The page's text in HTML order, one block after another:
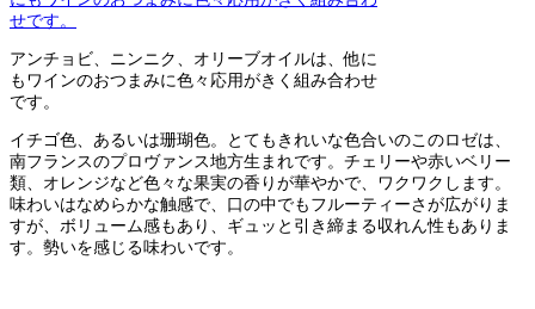
アンチョビ、ニンニク、オリーブオイルは、他に
もワインのおつまみに色々応用がきく組み合わせ
です。
イチゴ色、あるいは珊瑚色。とてもきれいな色合いのこのロゼは、
南フランスのプロヴァンス地方生まれです。チェリーや赤いベリー
類、オレンジなど色々な果実の香りが華やかで、ワクワクします。
味わいはなめらかな触感で、口の中でもフルーティーさが広がりま
すが、ボリューム感もあり、ギュッと引き締まる収れん性もありま
す。勢いを感じる味わいです。